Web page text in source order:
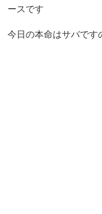
ースです
今日の本命はサバです